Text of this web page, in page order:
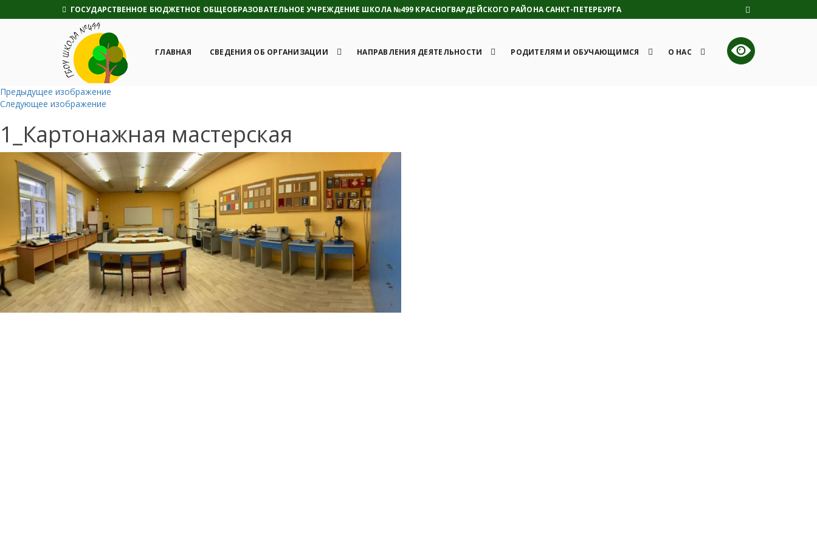
ГОСУДАРСТВЕННОЕ БЮДЖЕТНОЕ ОБЩЕОБРАЗОВАТЕЛЬНОЕ УЧРЕЖДЕНИЕ ШКОЛА №499 КРАСНОГВАРДЕЙСКОГО РАЙОНА САНКТ-ПЕТЕРБУРГА
ГЛАВНАЯ СВЕДЕНИЯ ОБ ОРГАНИЗАЦИИ НАПРАВЛЕНИЯ ДЕЯТЕЛЬНОСТИ РОДИТЕЛЯМ И ОБУЧАЮЩИМСЯ О НАС
Предыдущее изображение
Следующее изображение
1_Картонажная мастерская